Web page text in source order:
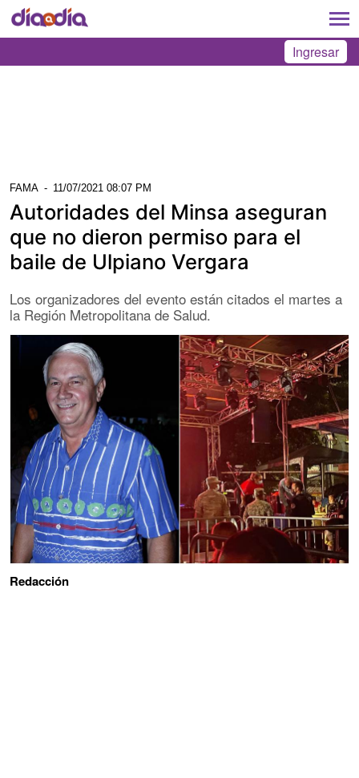
Ingresar
FAMA - 11/07/2021 08:07 PM
Autoridades del Minsa aseguran
que no dieron permiso para el
baile de Ulpiano Vergara
Los organizadores del evento están citados el martes a
la Región Metropolitana de Salud.
Redacción